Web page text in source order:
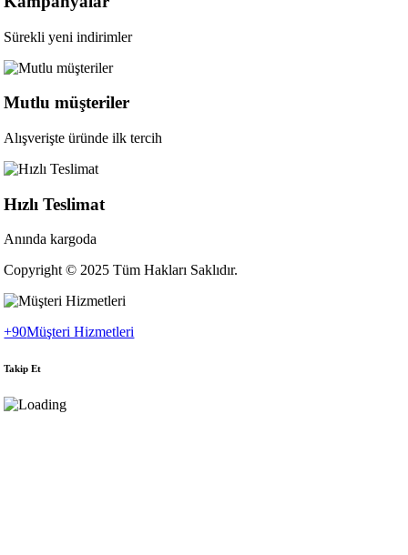
Sürekli yeni indirimler
Mutlu müşteriler
Alışverişte üründe ilk tercih
Hızlı Teslimat
Anında kargoda
Copyright © 2025 Tüm Hakları Saklıdır.
+90Müşteri Hizmetleri
Takip Et